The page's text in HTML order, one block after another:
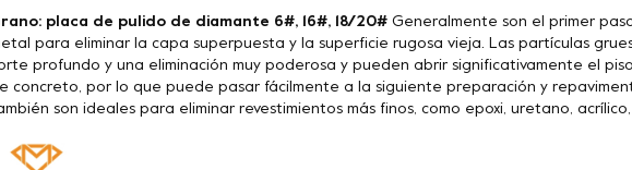
placa de pulido de diamante 6#, 16#, 18/20# Generalmente son el primer
para eliminar la capa superpuesta y la superficie rugosa vieja. Las partículas
profundo y una eliminación muy poderosa y pueden abrir significativamente el
concreto, por lo que puede pasar fácilmente a la siguiente preparación y
son ideales para eliminar revestimientos más finos, como epoxi, uretano,